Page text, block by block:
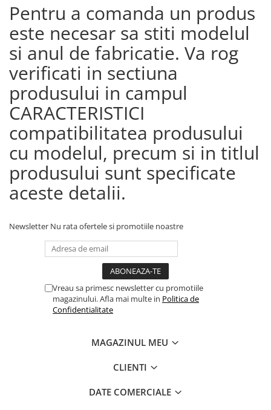
Pentru a comanda un produs
este necesar sa stiti modelul
si anul de fabricatie. Va rog
verificati in sectiuna
produsului in campul
CARACTERISTICI
compatibilitatea produsului
cu modelul, precum si in titlul
produsului sunt specificate
aceste detalii.
Newsletter Nu rata ofertele si promotiile noastre
Vreau sa primesc newsletter cu promotiile
magazinului. Afla mai multe in Politica de
Confidentialitate
MAGAZINUL MEU
CLIENTI
DATE COMERCIALE